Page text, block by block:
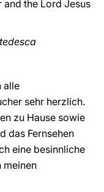
the Lord Jesus
alle
sehr herzlich.
zu Hause sowie
das Fernsehen
eine besinnliche
meinen